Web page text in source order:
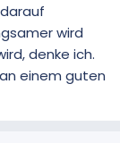
wird
denke ich.
einem guten